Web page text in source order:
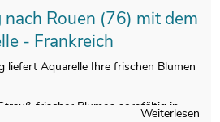
Rouen (76) mit dem
- Frankreich
liefert Aquarelle Ihre frischen Blumen
frischer Blumen sorgfältig in
Weiterlesen